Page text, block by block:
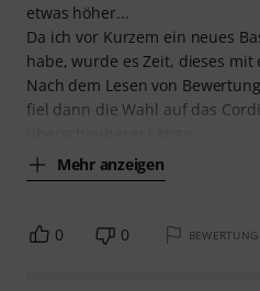
etwas höher...
Da ich vor Kurzem ein neues
habe, wurde es Zeit, dieses
Nach dem Lesen von
fiel dann die Wahl auf das
Mehr anzeigen
0 0